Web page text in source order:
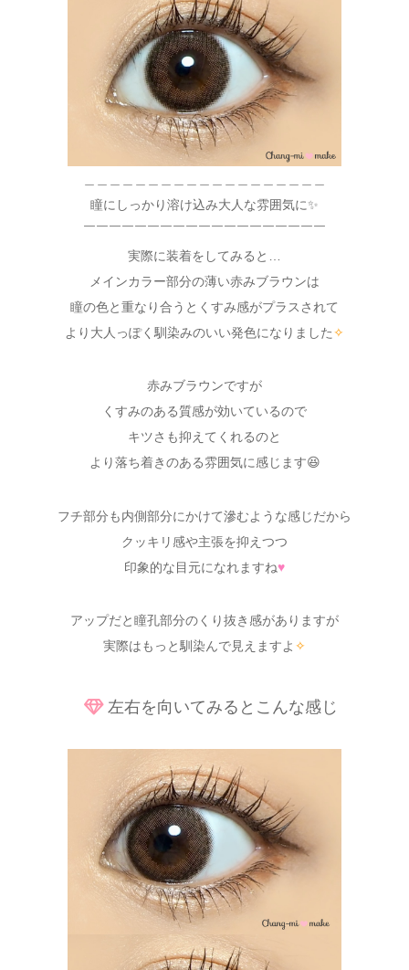
瞳にしっかり溶け込み大人な雰囲気に✨
￣￣￣￣￣￣￣￣￣￣￣￣￣￣￣￣￣￣￣
実際に装着をしてみると…
メインカラー部分の薄い赤みブラウンは
瞳の色と重なり合うとくすみ感がプラスされて
より大人っぽく馴染みのいい発色になりました✧
赤みブラウンですが
くすみのある質感が効いているので
キツさも抑えてくれるのと
より落ち着きのある雰囲気に感じます😆
フチ部分も内側部分にかけて滲むような感じだから
クッキリ感や主張を抑えつつ
印象的な目元になれますね♥
アップだと瞳孔部分のくり抜き感がありますが
実際はもっと馴染んで見えますよ ✧
左右を向いてみるとこんな感じ